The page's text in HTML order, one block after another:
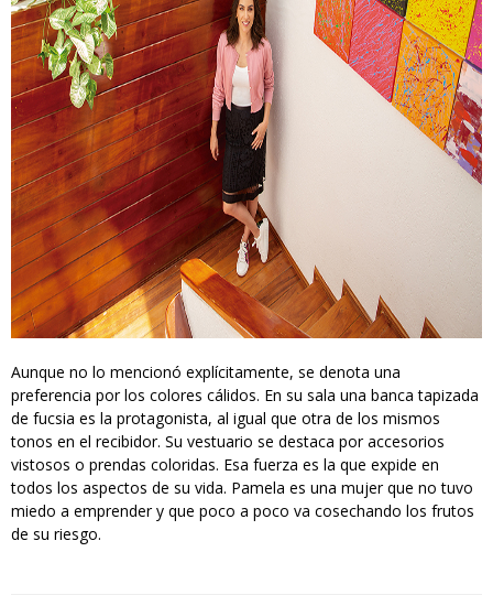
Aunque no lo mencionó explícitamente, se denota una
preferencia por los colores cálidos. En su sala una banca tapizada
de fucsia es la protagonista, al igual que otra de los mismos
tonos en el recibidor. Su vestuario se destaca por accesorios
vistosos o prendas coloridas. Esa fuerza es la que expide en
todos los aspectos de su vida. Pamela es una mujer que no tuvo
miedo a emprender y que poco a poco va cosechando los frutos
de su riesgo.